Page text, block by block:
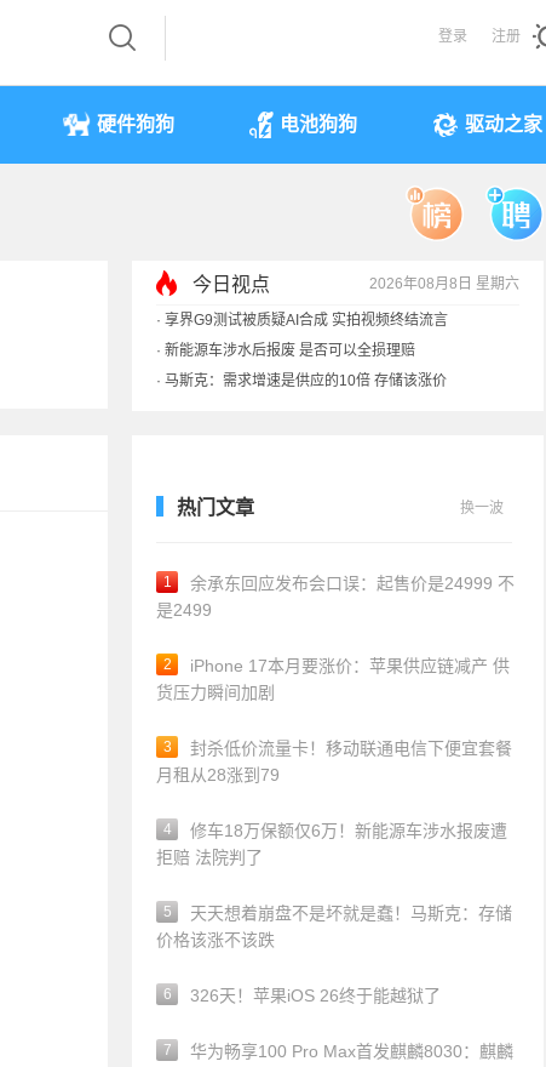
登录 注册
硬件狗狗 电池狗狗 驱动之家
今日视点 2026年08月8日 星期六
· 享界G9测试被质疑AI合成 实拍视频终结流言
· 新能源车涉水后报废 是否可以全损理赔
· 马斯克：需求增速是供应的10倍 存储该涨价
热门文章 换一波
1
余承东回应发布会口误：起售价是24999 不
是2499
2
iPhone 17本月要涨价：苹果供应链减产 供
货压力瞬间加剧
3
封杀低价流量卡！移动联通电信下便宜套餐
月租从28涨到79
4
修车18万保额仅6万！新能源车涉水报废遭
拒赔 法院判了
5
天天想着崩盘不是坏就是蠢！马斯克：存储
价格该涨不该跌
6 326天！苹果iOS 26终于能越狱了
7
华为畅享100 Pro Max首发麒麟8030：麒麟